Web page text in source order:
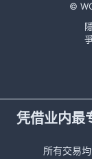
©
凭借业内最
所有交易